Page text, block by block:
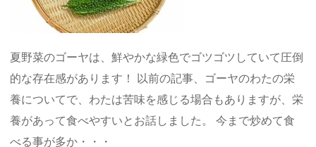
夏野菜のゴーヤは、鮮やかな緑色でゴツゴツしていて圧倒
的な存在感があります！ 以前の記事、ゴーヤのわたの栄
養についてで、わたは苦味を感じる場合もありますが、栄
養があって食べやすいとお話しました。 今まで炒めて食
べる事が多か・・・